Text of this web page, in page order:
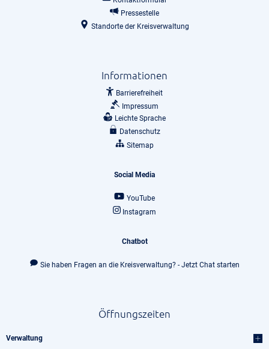
Pressestelle
Standorte der Kreisverwaltung
Informationen
Barrierefreiheit
Impressum
Leichte Sprache
Datenschutz
Sitemap
Social Media
YouTube
Instagram
Chatbot
Sie haben Fragen an die Kreisverwaltung? - Jetzt Chat starten
Öffnungszeiten
Verwaltung